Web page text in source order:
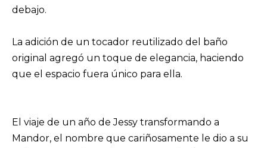
debajo.
La adición de un tocador reutilizado del baño
original agregó un toque de elegancia, haciendo
que el espacio fuera único para ella.
El viaje de un año de Jessy transformando a
Mandor, el nombre que cariñosamente le dio a su